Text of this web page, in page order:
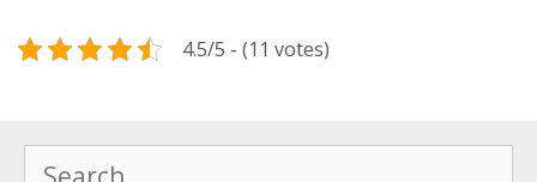
4.5/5 - (11 votes)